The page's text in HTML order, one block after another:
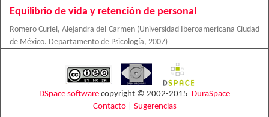
Equilibrio de vida y retención de personal
Romero Curiel, Alejandra del Carmen (Universidad Iberoamericana Ciudad
de México. Departamento de Psicología, 2007)
DSpace software copyright © 2002-2015 DuraSpace
Contacto| Sugerencias